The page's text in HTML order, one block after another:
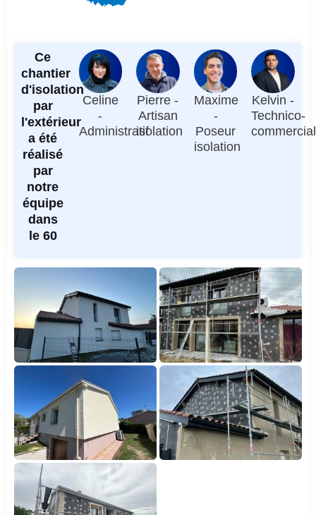
Ce
chantier
d'isolation
par
l'extérieur
a été
réalisé
par
notre
équipe
dans
le 60
Celine
-
Administratif
Pierre -
Artisan
isolation
Maxime
-
Poseur
isolation
Kelvin -
Technico-
commercial